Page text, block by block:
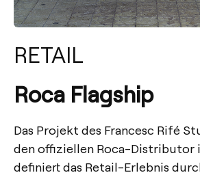
RETAIL
Roca Flagship
Das Projekt des Francesc Rifé
den offiziellen Roca-Distributor
definiert das Retail-Erlebnis